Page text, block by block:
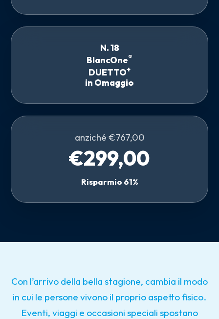
N. 18
BlancOne®
DUETTO+
in Omaggio
anziché €767,00
€299,00
Risparmio 61%
Con l’arrivo della bella stagione, cambia il modo
in cui le persone vivono il proprio aspetto fisico.
Eventi, viaggi e occasioni speciali spostano